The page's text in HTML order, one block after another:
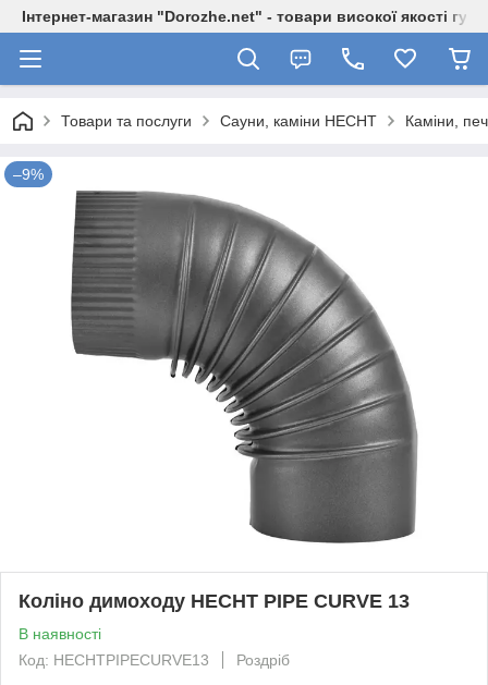
Інтернет-магазин "Dorozhe.net" - товари високої якості
Товари та послуги Сауни, каміни HECHT Каміни,
–9%
Коліно димоходу HECHT PIPE CURVE 13
В наявності
Код: HECHTPIPECURVE13
Роздріб